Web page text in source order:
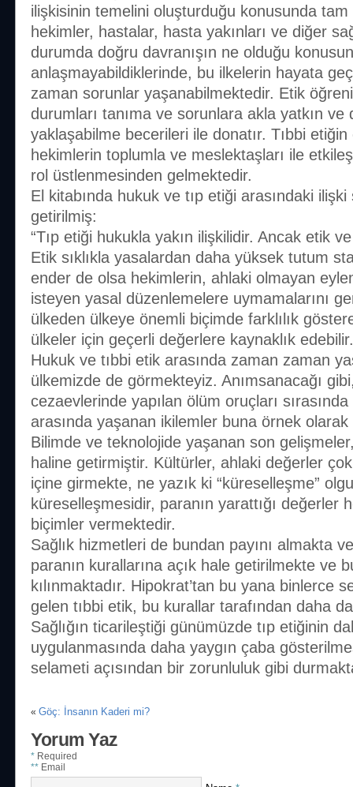
ilişkisinin temelini oluşturduğu konusunda
hekimler, hastalar, hasta yakınları ve diğer
durumda doğru davranışın ne olduğu
anlaşmayabildiklerinde, bu ilkelerin hayata
zaman sorunlar yaşanabilmektedir. Etik
durumları tanıma ve sorunlara akla yatkın ve
yaklaşabilme becerileri ile donatır. Tıbbi
hekimlerin toplumla ve meslektaşları ile
rol üstlenmesinden gelmektedir.
El kitabında hukuk ve tıp etiği arasındaki
getirilmiş:
“Tıp etiği hukukla yakın ilişkilidir. Ancak etik
Etik sıklıkla yasalardan daha yüksek tutum
ender de olsa hekimlerin, ahlaki olmayan
isteyen yasal düzenlemelere uymamalarını
ülkeden ülkeye önemli biçimde farklılık
ülkeler için geçerli değerlere kaynaklık
Hukuk ve tıbbi etik arasında zaman zaman
ülkemizde de görmekteyiz. Anımsanacağı
cezaevlerinde yapılan ölüm oruçları
arasında yaşanan ikilemler buna örnek
Bilimde ve teknolojide yaşanan son
haline getirmiştir. Kültürler, ahlaki değerler
içine girmekte, ne yazık ki “küreselleşme”
küreselleşmesidir, paranın yarattığı değerler
biçimler vermektedir.
Sağlık hizmetleri de bundan payını almakta
paranın kurallarına açık hale getirilmekte ve
kılınmaktadır. Hipokrat’tan bu yana binlerce
gelen tıbbi etik, bu kurallar tarafından daha da
Sağlığın ticarileştiği günümüzde tıp etiğinin
uygulanmasında daha yaygın çaba
selameti açısından bir zorunluluk gibi
« Göç: İnsanın Kaderi mi?
Yorum Yaz
* Required
** Email